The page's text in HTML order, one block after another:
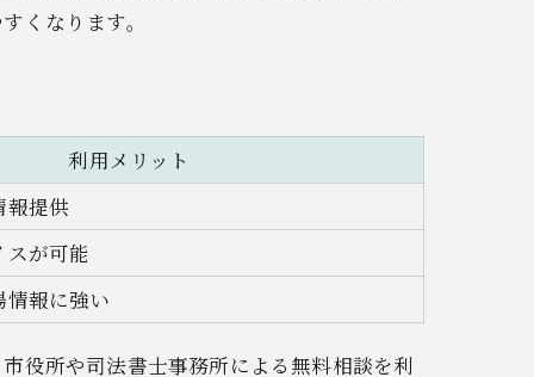
くなります。
利用メリット
報提供
スが可能
情報に強い
役所や司法書士事務所による無料相談を利